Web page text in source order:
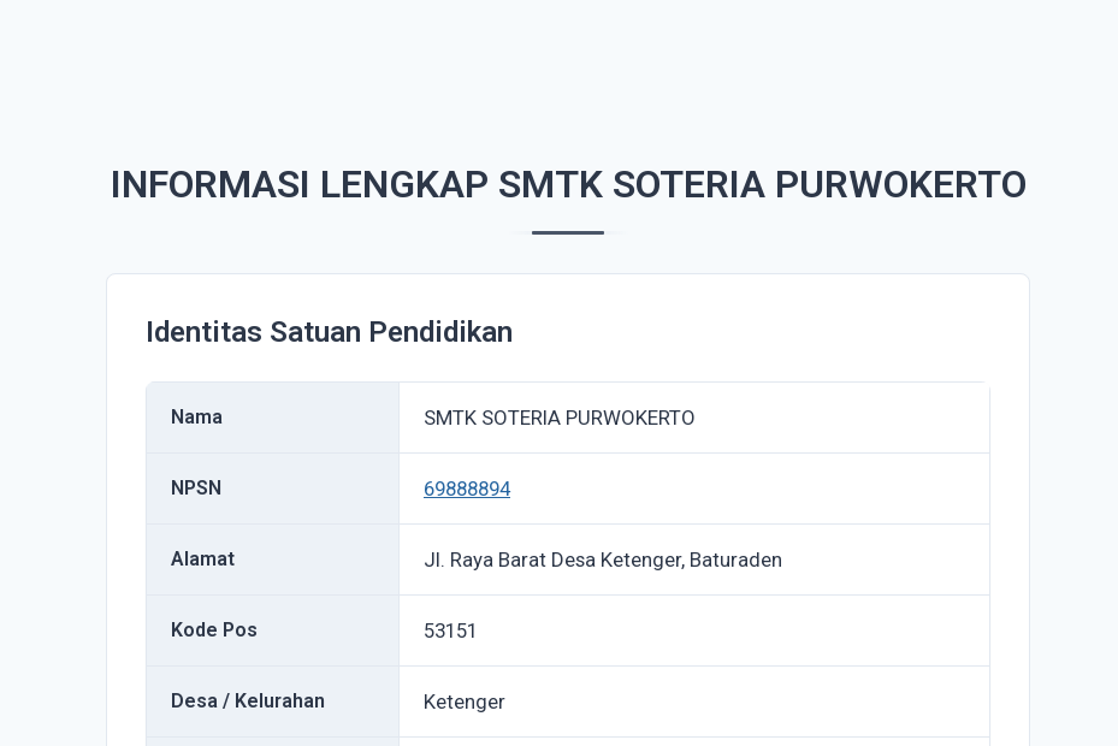
INFORMASI LENGKAP SMTK SOTERIA PURWOKERTO
Identitas Satuan Pendidikan
Nama SMTK SOTERIA PURWOKERTO
NPSN 69888894
Alamat Jl. Raya Barat Desa Ketenger, Baturaden
Kode Pos 53151
Desa / Kelurahan Ketenger